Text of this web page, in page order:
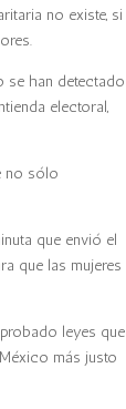
no existe, si
se han detectado
electoral,
no sólo
que envió el
que las mujeres
leyes que
más justo